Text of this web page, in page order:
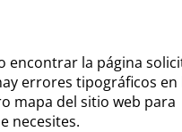
encontrar la página
errores tipográficos en
mapa del sitio web para
necesites.